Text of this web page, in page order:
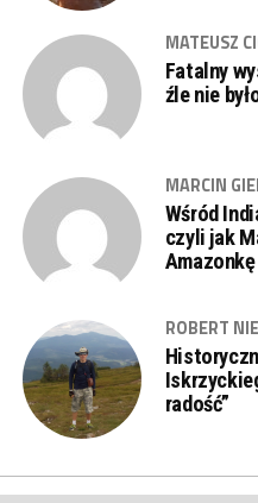
MATEUSZ
Fatalny
źle nie
MARCIN
Wśród
czyli jak
Amazonkę
ROBERT
radość”